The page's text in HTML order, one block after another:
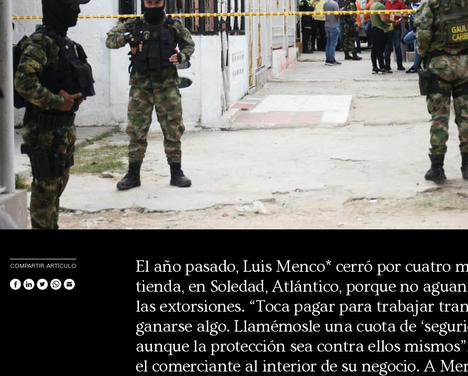
El año pasado, Luis Menco* cerró por cuatro
tienda, en Soledad, Atlántico, porque no
las extorsiones. “Toca pagar para trabajar
ganarse algo. Llamémosle una cuota de
aunque la protección sea contra ellos
el comerciante al interior de su negocio. A
COMPARTIR ARTÍCULO